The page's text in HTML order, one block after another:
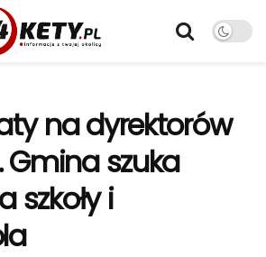
na dyrektorów
Gmina szuka
szkoły i